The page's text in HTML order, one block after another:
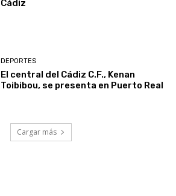
Cádiz
DEPORTES
El central del Cádiz C.F., Kenan
Toibibou, se presenta en Puerto Real
Cargar más